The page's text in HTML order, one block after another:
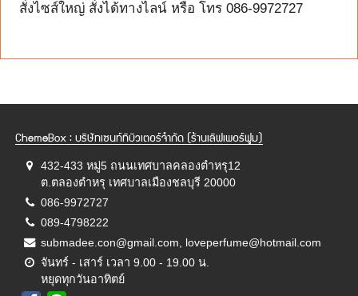
สั่งไซส์ใหญ่ สั่งได้ทางไลน์ หรือ โทร 086-9972727
ChemeBox : บริษัทเซนท์ทิบิวเตอร์จำกัด (ร้านเลิฟเพอร์ฟูม)
432-433 หมู่5 ถนนเทศบาลคลองตำหรุ12
ต.ตลองตำหรุ เทศบาลเมืองชลบุรี 20000
086-9972727
089-4798222
submadee.con@gmail.com, loveperfume@hotmail.com
จันทร์ - เสาร์ เวลา 9.00 - 19.00 น.
หยุดทุกวันอาทิตย์